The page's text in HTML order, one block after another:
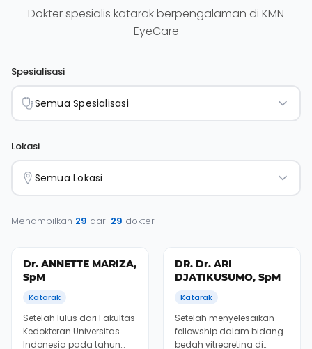
Dokter spesialis katarak berpengalaman di KMN
EyeCare
Spesialisasi
Semua Spesialisasi
Lokasi
Semua Lokasi
Menampilkan 29 dari 29 dokter